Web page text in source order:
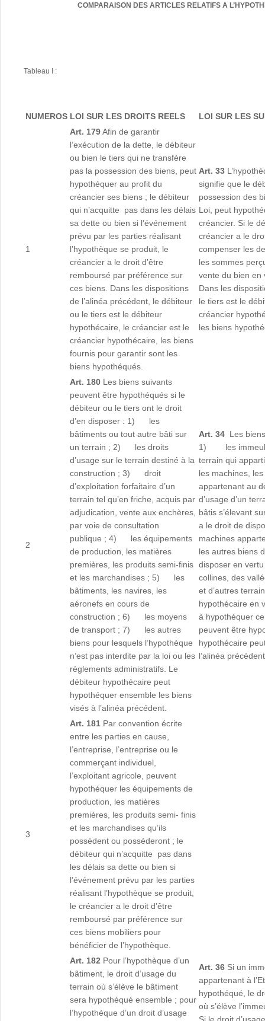
COMPARAISON DES ARTICLES RELATIFS A
Tableau I :
NUMEROS LOI SUR LES DROITS REELS LOI SUR LES
1
Art. 179Afin de garantir
l’exécution de la dette, le débiteur
ou bien le tiers qui ne transfère
pas la possession des biens, peut
hypothéquer au profit du
créancier ses biens ; le débiteur
qui n’acquitte pas dans les délais
sa dette ou bien si l’événement
prévu par les parties réalisant
l’hypothèque se produit, le
créancier a le droit d’être
remboursé par préférence sur
ces biens. Dans les dispositions
de l’alinéa précédent, le débiteur
ou le tiers est le débiteur
hypothécaire, le créancier est le
créancier hypothécaire, les biens
fournis pour garantir sont les
biens hypothéqués.
Art. 33
signifie que le
possession des
Loi, peut
créancier. Si le
créancier a le
compenser les
les sommes
vente du bien en
Dans les
le tiers est le
créancier
les biens
2
Art. 180 Les biens suivants
peuvent être hypothéqués si le
débiteur ou le tiers ont le droit
d’en disposer : 1) les
bâtiments ou tout autre bâti sur
un terrain ; 2) les droits
d’usage sur le terrain destiné à la
construction ; 3) droit
d’exploitation forfaitaire d’un
terrain tel qu’en friche, acquis par
adjudication, vente aux enchères,
par voie de consultation
publique ; 4) les équipements
de production, les matières
premières, les produits semi-finis
et les marchandises ; 5) les
bâtiments, les navires, les
aéronefs en cours de
construction ; 6) les moyens
de transport ; 7) les autres
biens pour lesquels l’hypothèque
n’est pas interdite par la loi ou les
règlements administratifs. Le
débiteur hypothécaire peut
hypothéquer ensemble les biens
visés à l’alinéa précédent.
Art. 34 Les
1) les
terrain qui
les machines,
appartenant au
d’usage d’un
bâtis s’élevant
a le droit de
machines
les autres biens
disposer en
collines, des
et d’autres
hypothécaire en
à hypothéquer
peuvent être
hypothécaire
l’alinéa
3
Art. 181 Par convention écrite
entre les parties en cause,
l’entreprise, l’entreprise ou le
commerçant individuel,
l’exploitant agricole, peuvent
hypothéquer les équipements de
production, les matières
premières, les produits semi- finis
et les marchandises qu’ils
possèdent ou possèderont ; le
débiteur qui n’acquitte pas dans
les délais sa dette ou bien si
l’événement prévu par les parties
réalisant l’hypothèque se produit,
le créancier a le droit d’être
remboursé par préférence sur
ces biens mobiliers pour
bénéficier de l’hypothèque.
Art. 182 Pour l’hypothèque d’un
bâtiment, le droit d’usage du
terrain où s’élève le bâtiment
sera hypothéqué ensemble ; pour
l’hypothèque d’un droit d’usage
Art. 36 Si un
appartenant à
hypothéqué, le
où s’élève